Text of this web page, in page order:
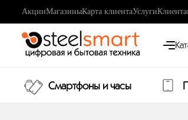
АкцииМагазиныКарта клиентаУслуги
Смартфоны и часы